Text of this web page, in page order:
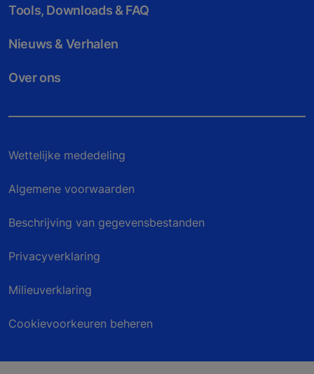
Tools, Downloads & FAQ
Nieuws & Verhalen
Over ons
Wettelijke mededeling
Algemene voorwaarden
Beschrijving van gegevensbestanden
Privacyverklaring
Milieuverklaring
Cookievoorkeuren beheren